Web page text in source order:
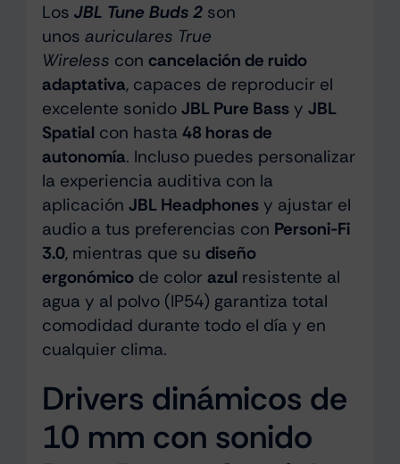
Los JBL Tune Buds 2son
unos auriculares True
Wireless con cancelación de ruido
adaptativa, capaces de reproducir el
excelente sonido JBL Pure Bassy JBL
Spatial con hasta 48 horas de
autonomía. Incluso puedes personalizar
la experiencia auditiva con la
aplicación JBL Headphonesy ajustar el
audio a tus preferencias con Personi-Fi
3.0, mientras que su diseño
ergonómicode color azul resistente al
agua y al polvo (IP54) garantiza total
comodidad durante todo el día y en
cualquier clima.
Drivers dinámicos de
10 mm con sonido